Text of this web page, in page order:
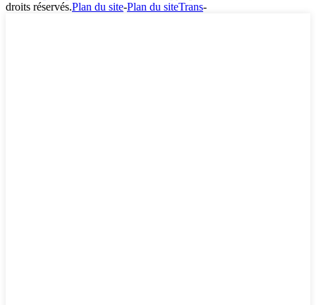
droits réservés.Plan du site-Plan du siteTrans-